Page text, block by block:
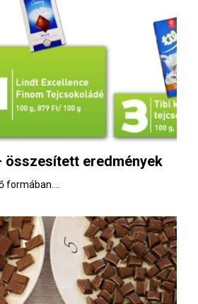
összesített eredmények
formában....